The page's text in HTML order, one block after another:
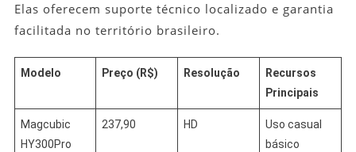
Elas oferecem suporte técnico localizado e garantia
facilitada no território brasileiro.
Modelo Preço (R$) Resolução
Recursos
Principais
Magcubic
HY300Pro
237,90 HD
Uso casual
básico